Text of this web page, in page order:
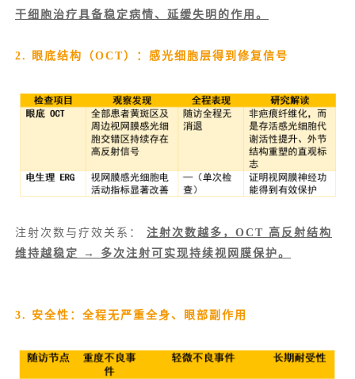
干细胞治疗具备稳定病情、延缓失明的作用。
2. 眼底结构（OCT）：感光细胞层得到修复信号
注射次数与疗效关系： 注射次数越多，OCT 高反射结构
维持越稳定 → 多次注射可实现持续视网膜保护。
3. 安全性：全程无严重全身、眼部副作用